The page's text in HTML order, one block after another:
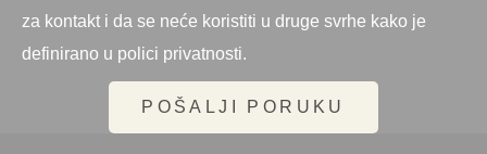
za kontakt i da se neće koristiti u druge svrhe kako je
definirano u polici privatnosti.
POŠALJI PORUKU